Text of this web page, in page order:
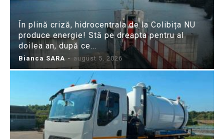
În plină criză, hidrocentrala de la Colibița NU
produce energie! Stă pe dreapta pentru al
doilea an, după ce...
Bianca SARA - august 5, 2026